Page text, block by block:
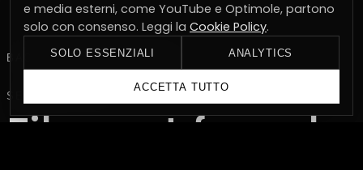
BACK TO VIDEO PROJECTS
SELECTED FILM
Film not found
e media esterni, come YouTube e Optimole, partono
solo con consenso. Leggi la Cookie Policy.
SOLO ESSENZIALI ANALYTICS
ACCETTA TUTTO